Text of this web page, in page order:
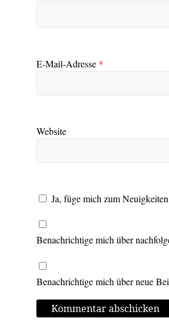
E-Mail-Adresse *
Website
Ja, füge mich zum
Benachrichtige mich über
Benachrichtige mich über neue